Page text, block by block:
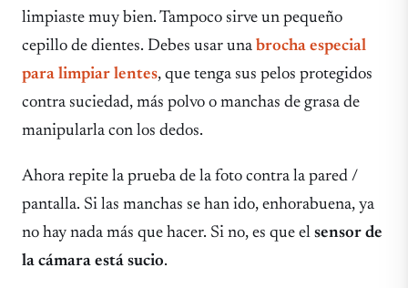
limpiaste muy bien. Tampoco sirve un pequeño
cepillo de dientes. Debes usar una brocha especial
para limpiar lentes, que tenga sus pelos protegidos
contra suciedad, más polvo o manchas de grasa de
manipularla con los dedos.
Ahora repite la prueba de la foto contra la pared /
pantalla. Si las manchas se han ido, enhorabuena, ya
no hay nada más que hacer. Si no, es que el sensor de
la cámara está sucio.